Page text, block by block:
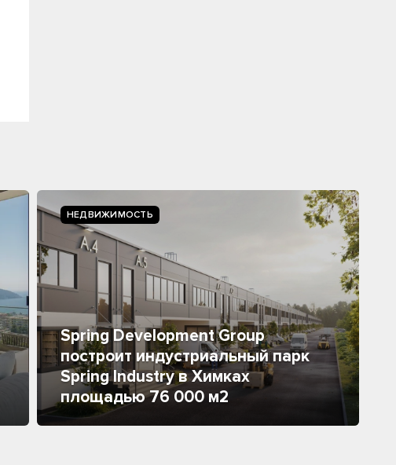
НЕДВИЖИМОСТЬ
Spring Development Group
построит индустриальный парк
Spring Industry в Химках
площадью 76 000 м2